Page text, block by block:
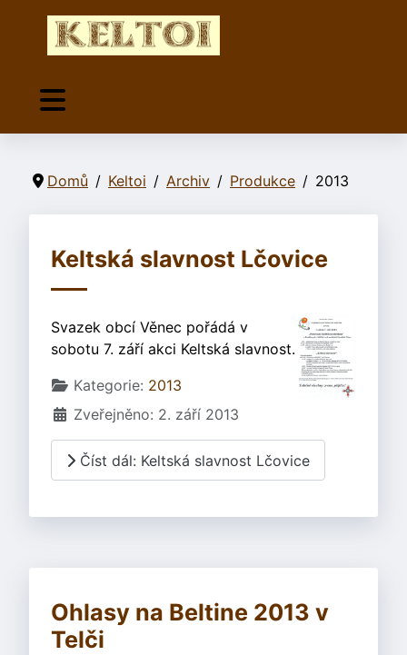
Domů Keltoi Archiv Produkce 2013
Keltská slavnost Lčovice
Svazek obcí Věnec pořádá v
sobotu 7. září akci Keltská slavnost.
Základní údaje
Kategorie: 2013
Zveřejněno: 2. září 2013
Číst dál: Keltská slavnost Lčovice
Ohlasy na Beltine 2013 v
Telči